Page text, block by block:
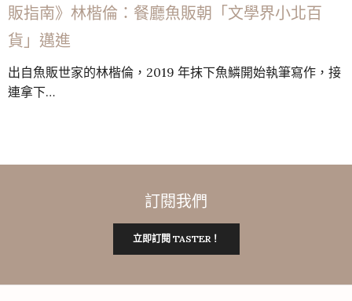
販指南》林楷倫：餐廳魚販朝「文學界小北百
貨」邁進
出自魚販世家的林楷倫，2019 年抹下魚鱗開始執筆寫作，接
連拿下…
訂閱我們
立即訂閱 TASTER！